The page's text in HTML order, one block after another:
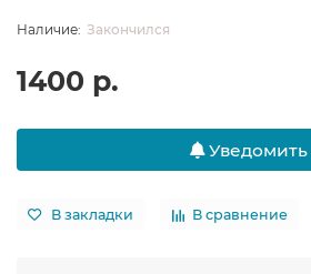
Закончился
1400 р.
Уведомить
В закладки В сравнение